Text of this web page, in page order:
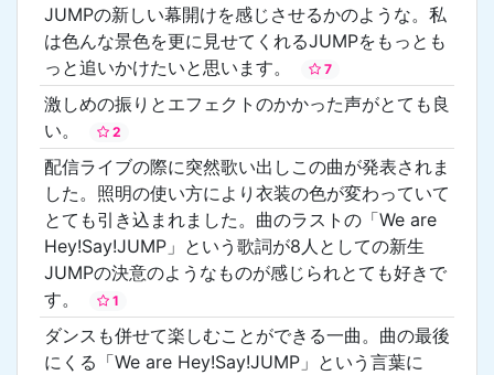
JUMPの新しい幕開けを感じさせるかのような。私
は色んな景色を更に見せてくれるJUMPをもっとも
っと追いかけたいと思います。
7
激しめの振りとエフェクトのかかった声がとても良
い。
2
配信ライブの際に突然歌い出しこの曲が発表されま
した。照明の使い方により衣装の色が変わっていて
とても引き込まれました。曲のラストの「We are
Hey!Say!JUMP」という歌詞が8人としての新生
JUMPの決意のようなものが感じられとても好きで
す。
1
ダンスも併せて楽しむことができる一曲。曲の最後
にくる「We are Hey!Say!JUMP」という言葉に